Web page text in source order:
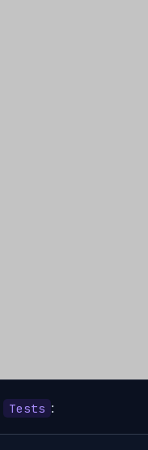
Tests :